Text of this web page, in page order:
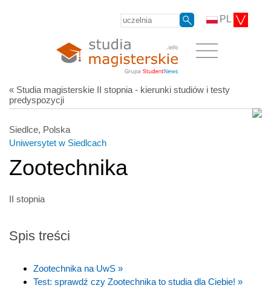
PL
« Studia magisterskie II stopnia - kierunki studiów i testy
predyspozycji
Siedlce, Polska
Uniwersytet w Siedlcach
Zootechnika
II stopnia
Spis treści
Zootechnika na UwS »
Test: sprawdź czy Zootechnika to studia dla Ciebie! »